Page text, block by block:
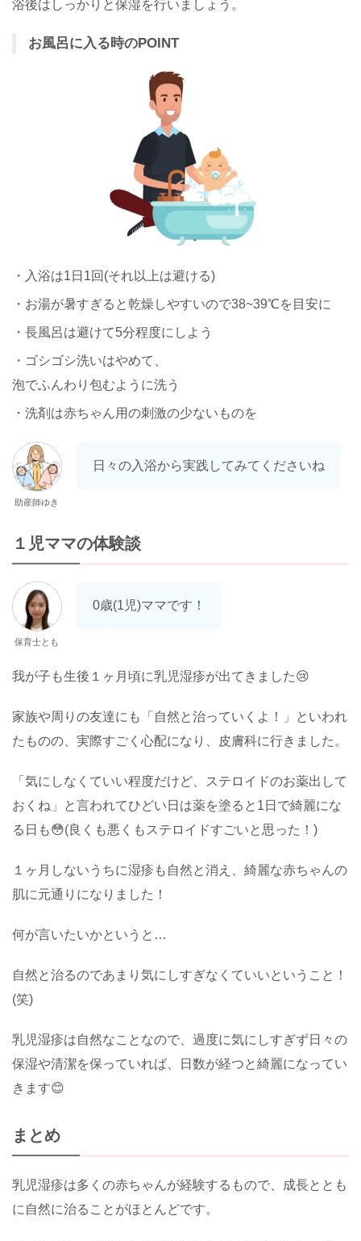
浴後はしっかりと保湿を行いましょう。
お風呂に入る時のPOINT
・入浴は1日1回(それ以上は避ける)
・お湯が暑すぎると乾燥しやすいので38~39℃を目安に
・長風呂は避けて5分程度にしよう
・ゴシゴシ洗いはやめて、
泡でふんわり包むように洗う
・洗剤は赤ちゃん用の刺激の少ないものを
助産師ゆき
日々の入浴から実践してみてくださいね
１児ママの体験談
保育士とも
0歳(1児)ママです！
我が子も生後１ヶ月頃に乳児湿疹が出てきました😢
家族や周りの友達にも「自然と治っていくよ！」といわれ
たものの、実際すごく心配になり、皮膚科に行きました。
「気にしなくていい程度だけど、ステロイドのお薬出して
おくね」と言われてひどい日は薬を塗ると1日で綺麗にな
る日も😳(良くも悪くもステロイドすごいと思った！)
１ヶ月しないうちに湿疹も自然と消え、綺麗な赤ちゃんの
肌に元通りになりました！
何が言いたいかというと…
自然と治るのであまり気にしすぎなくていいということ！
(笑)
乳児湿疹は自然なことなので、過度に気にしすぎず日々の
保湿や清潔を保っていれば、日数が経つと綺麗になってい
きます😊
まとめ
乳児湿疹は多くの赤ちゃんが経験するもので、成長ととも
に自然に治ることがほとんどです。